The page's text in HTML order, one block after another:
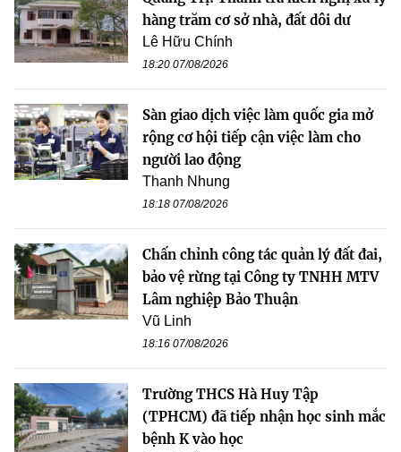
hàng trăm cơ sở nhà, đất dôi dư
Lê Hữu Chính
18:20 07/08/2026
Sàn giao dịch việc làm quốc gia mở
rộng cơ hội tiếp cận việc làm cho
người lao động
Thanh Nhung
18:18 07/08/2026
Chấn chỉnh công tác quản lý đất đai,
bảo vệ rừng tại Công ty TNHH MTV
Lâm nghiệp Bảo Thuận
Vũ Linh
18:16 07/08/2026
Trường THCS Hà Huy Tập
(TPHCM) đã tiếp nhận học sinh mắc
bệnh K vào học